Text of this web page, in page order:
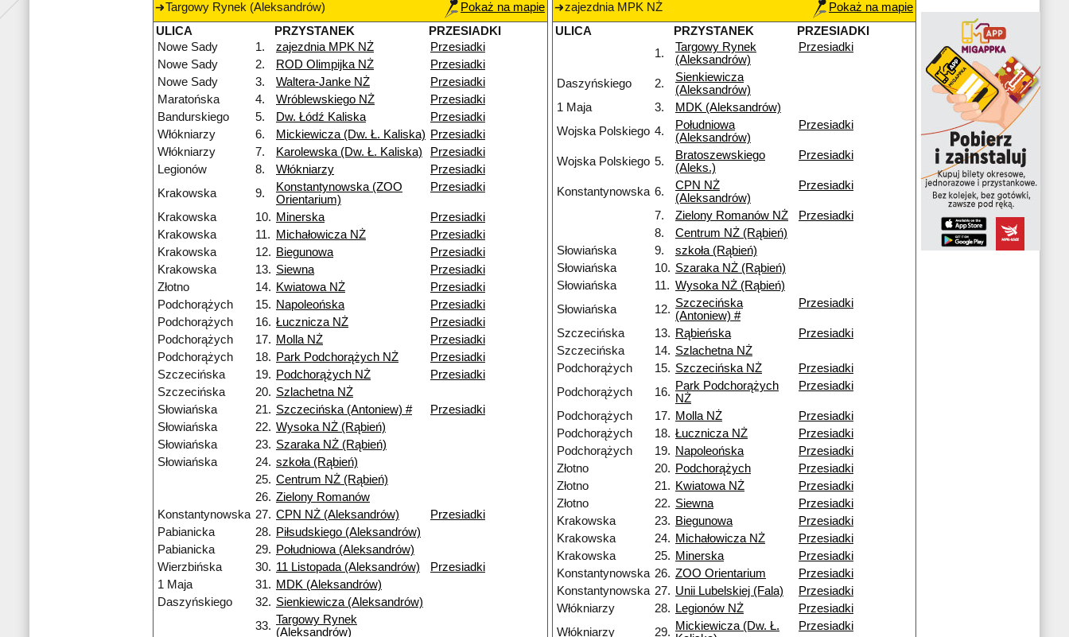
Targowy Rynek (Aleksandrów)
Pokaż na mapie
ULICA
PRZYSTANEK
PRZESIADKI
Nowe Sady
1. zajezdnia MPK NŻ
Przesiadki
Nowe Sady
2. ROD Olimpijka NŻ
Przesiadki
Nowe Sady
3. Waltera-Janke NŻ
Przesiadki
Maratońska
4. Wróblewskiego NŻ
Przesiadki
Bandurskiego
5. Dw. Łódź Kaliska
Przesiadki
Włókniarzy
6. Mickiewicza (Dw. Ł. Kaliska) Przesiadki
Włókniarzy
7. Karolewska (Dw. Ł. Kaliska)
Przesiadki
Legionów
8. Włókniarzy
Przesiadki
Krakowska
9.
Konstantynowska (ZOO
Orientarium)
Przesiadki
Krakowska 10. Minerska
Przesiadki
Krakowska
11. Michałowicza NŻ
Przesiadki
Krakowska
12. Biegunowa
Przesiadki
Krakowska
13. Siewna
Przesiadki
Złotno
14. Kwiatowa NŻ
Przesiadki
Podchorążych
15. Napoleońska
Przesiadki
Podchorążych
16. Łucznicza NŻ
Przesiadki
Podchorążych
17. Molla NŻ
Przesiadki
Podchorążych
18. Park Podchorążych NŻ
Przesiadki
Szczecińska
19. Podchorążych NŻ
Przesiadki
Szczecińska
20. Szlachetna NŻ
Słowiańska
21. Szczecińska (Antoniew) #
Przesiadki
Słowiańska
22. Wysoka NŻ (Rąbień)
Słowiańska
23. Szaraka NŻ (Rąbień)
Słowiańska
24. szkoła (Rąbień)
25. Centrum NŻ (Rąbień)
26. Zielony Romanów
Konstantynowska 27. CPN NŻ (Aleksandrów)
Przesiadki
Pabianicka
28. Piłsudskiego (Aleksandrów)
Pabianicka
29. Południowa (Aleksandrów)
Wierzbińska
30. 11 Listopada (Aleksandrów)
Przesiadki
1 Maja
31. MDK (Aleksandrów)
Daszyńskiego
32. Sienkiewicza (Aleksandrów)
33. Targowy Rynek
(Aleksandrów)
zajezdnia MPK NŻ
Pokaż na mapie
ULICA
PRZYSTANEK
PRZESIADKI
1.
Targowy Rynek
(Aleksandrów)
Przesiadki
Daszyńskiego 2.
Sienkiewicza
(Aleksandrów)
1 Maja
3.
MDK (Aleksandrów)
Wojska Polskiego 4.
Południowa
(Aleksandrów)
Przesiadki
Wojska Polskiego 5.
Bratoszewskiego
(Aleks.)
Przesiadki
Konstantynowska 6.
CPN NŻ
(Aleksandrów)
Przesiadki
7. Zielony Romanów NŻ
Przesiadki
8.
Centrum NŻ (Rąbień)
Słowiańska
9.
szkoła (Rąbień)
Słowiańska
10. Szaraka NŻ (Rąbień)
Słowiańska
11. Wysoka NŻ (Rąbień)
Słowiańska
12. Szczecińska
(Antoniew) #
Przesiadki
Szczecińska 13. Rąbieńska
Przesiadki
Szczecińska
14. Szlachetna NŻ
Podchorążych
15. Szczecińska NŻ
Przesiadki
Podchorążych
16. Park Podchorążych
NŻ
Przesiadki
Podchorążych 17. Molla NŻ
Przesiadki
Podchorążych
18. Łucznicza NŻ
Przesiadki
Podchorążych
19. Napoleońska
Przesiadki
Złotno
20. Podchorążych
Przesiadki
Złotno
21. Kwiatowa NŻ
Przesiadki
Złotno
22. Siewna
Przesiadki
Krakowska
23. Biegunowa
Przesiadki
Krakowska
24. Michałowicza NŻ
Przesiadki
Krakowska
25. Minerska
Przesiadki
Konstantynowska 26. ZOO Orientarium
Przesiadki
Konstantynowska 27. Unii Lubelskiej (Fala)
Przesiadki
Włókniarzy
28. Legionów NŻ
Przesiadki
Włókniarzy
29. Mickiewicza (Dw. Ł.
Przesiadki